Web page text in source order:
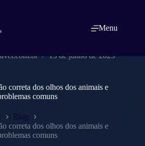
Menu
13 de junho de 2025
correta dos olhos dos animais e
comuns
Blog
correta dos olhos dos animais e
comuns